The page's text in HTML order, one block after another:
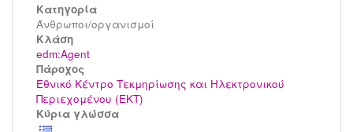
Κατηγορία
Άνθρωποι/οργανισμοί
Kλάση
edm:Agent
Πάροχος
Εθνικό Κέντρο Τεκμηρίωσης και Ηλεκτρονικού
Περιεχομένου (ΕΚΤ)
Κύρια γλώσσα